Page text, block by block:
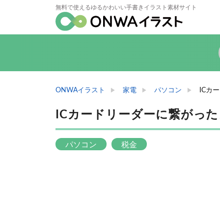
無料で使えるゆるかわいい手書きイラスト素材サイト
ONWAイラスト 家電 パソコン ICカ
ICカードリーダーに繋がっ
パソコン 税金